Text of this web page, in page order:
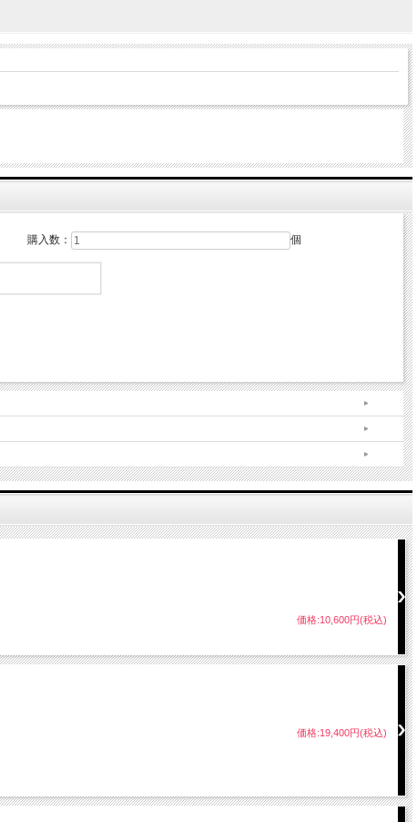
購入数： 個
価格:10,600円(税込)
価格:19,400円(税込)